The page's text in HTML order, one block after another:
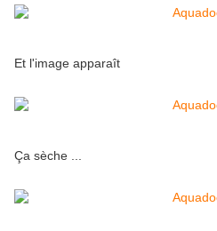
Et l'image apparaît
Ça sèche ...